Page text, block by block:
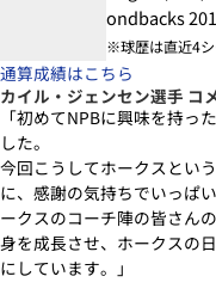
ondbacks
※球歴は直近4
通算成績はこちら
カイル・ジェンセン選手 コ
「初めてNPBに興味を持っ
した。
今回こうしてホークスとい
に、感謝の気持ちでいっぱ
ークスのコーチ陣の皆さん
身を成長させ、ホークスの
にしています。」